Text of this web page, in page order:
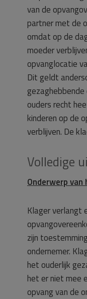
van de
partner met de
omdat op de
moeder
opvanglocatie
Dit geldt
ouders recht
kinderen op de
verblijven. De
Volledige
Onderwerp van
Klager verlangt
zijn
ondernemer.
het ouderlijk
het er niet mee
opvang van de